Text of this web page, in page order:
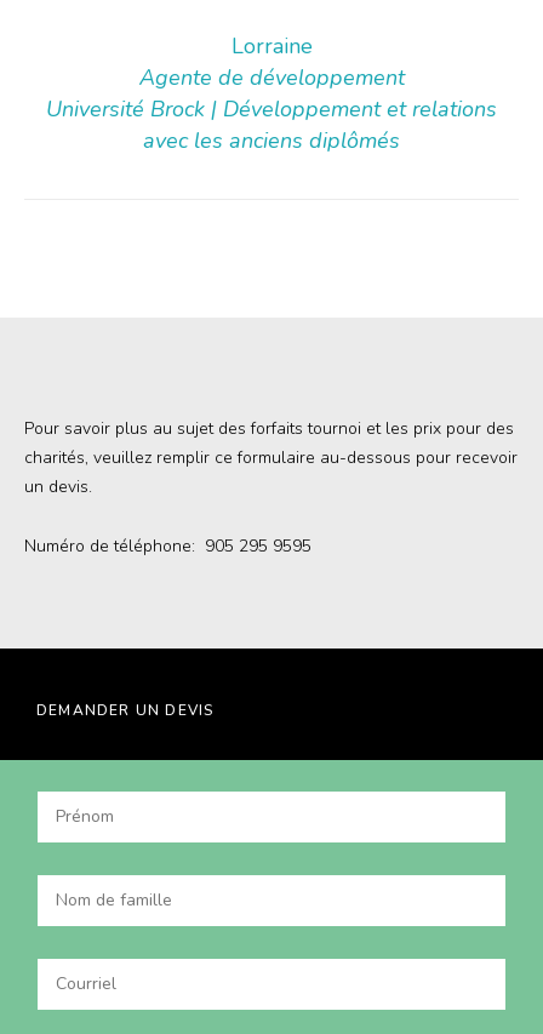
Lorraine
Agente de développement
Université Brock | Développement et relations
avec les anciens diplômés
Pour savoir plus au sujet des forfaits tournoi et les prix pour des
charités, veuillez remplir ce formulaire au-dessous pour recevoir
un devis.
Numéro de téléphone: 905 295 9595
DEMANDER UN DEVIS
Prénom
Nom
de
famille*
Courriel *